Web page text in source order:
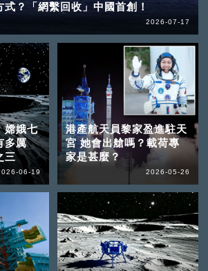
？「網繫回收」中國首創！
2026-07-17
娥七
多厲
三
06-19
港產航天員黎家盈進駐天
宮 她會出艙嗎？載荷專
家是甚麼？
2026-05-26